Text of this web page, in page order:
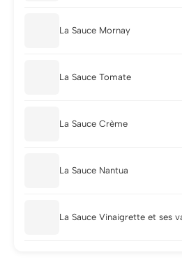
La Sauce Mornay
La Sauce Tomate
La Sauce Crème
La Sauce Nantua
La Sauce Vinaigrette et ses